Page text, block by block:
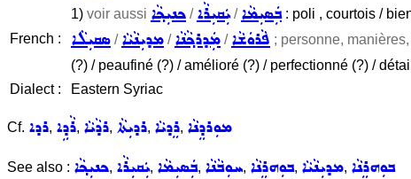
French :
1) voir aussi ܟܢܝܼܟ݂ܵܐ /ܝܲܩܝܼܪܵܐ/ܒܲܣܝܼܡܵܐ: poli , courtois /
ܣܩܝܼܠܵܐ /ܡܕܝܼܢܵܝܵܐ /ܡܲܕܪܟ݂ܵܢܵܐ /ܦܵܪܘܿܫܵܐ ; personne,
(?) / peaufiné (?) / amélioré (?) / perfectionné (?) /
Dialect :
Eastern Syriac
Cf. ܪܕܐ, ܪܵܕܹܐ, ܪܕܵܝܵܐ, ܪܕܝܼܬܵܐ, ܪܸܕܝܵܐ, ܡܘܼܪܕܸܢܵܐ
See also : ܟܢܝܼܟ݂ܵܐ, ܝܲܩܝܼܪܵܐ, ܒܲܣܝܼܡܵܐ, ܚܘܼܒܵܢܵܐ, ܒܘܼܗܪܸܢܵܐ, ܡܕܝܼܢܵܝܵܐ, ܒܘܼܗܪܸܢܵܐ